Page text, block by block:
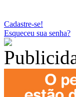
Cadastre-se!
Esqueceu sua senha?